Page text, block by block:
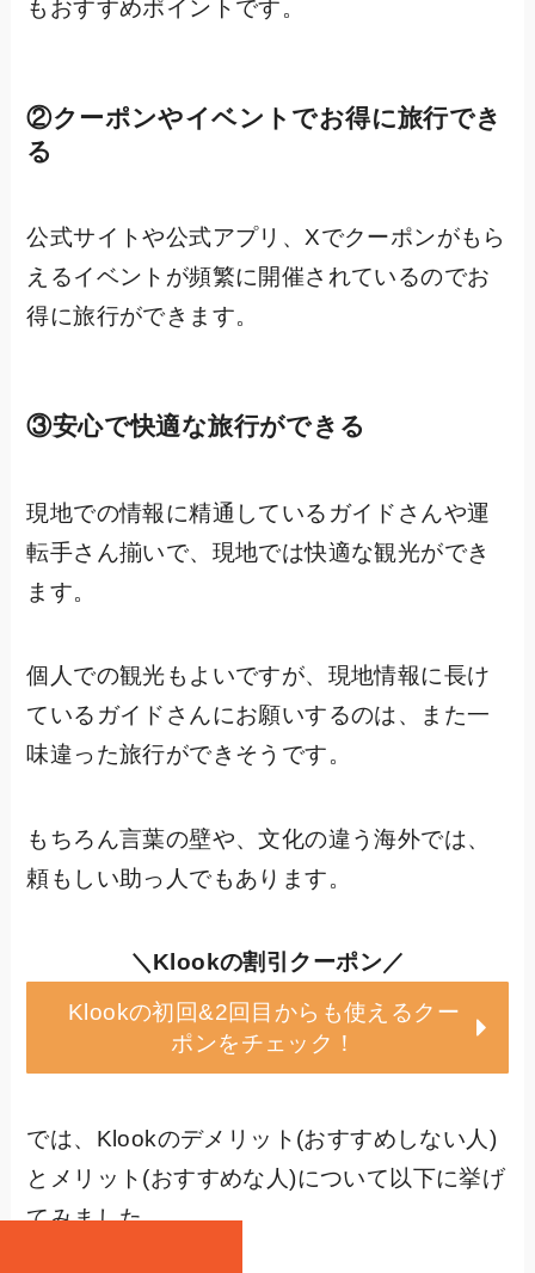
もおすすめポイントです。
②クーポンやイベントでお得に旅行でき
る
公式サイトや公式アプリ、Xでクーポンがもら
えるイベントが頻繁に開催されているのでお
得に旅行ができます。
③安心で快適な旅行ができる
現地での情報に精通しているガイドさんや運
転手さん揃いで、現地では快適な観光ができ
ます。
個人での観光もよいですが、現地情報に長け
ているガイドさんにお願いするのは、また一
味違った旅行ができそうです。
もちろん言葉の壁や、文化の違う海外では、
頼もしい助っ人でもあります。
＼Klookの割引クーポン／
Klookの初回&2回目からも使えるクー
ポンをチェック！
では、Klookのデメリット(おすすめしない人)
とメリット(おすすめな人)について以下に挙げ
てみました。